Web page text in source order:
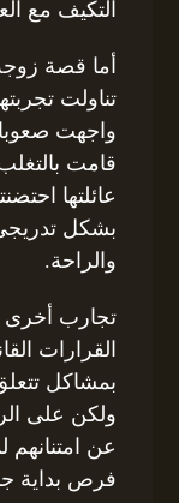
التكيف مع
أما قصة
تناولت
واجهت
قامت
عائلتها
بشكل
والراحة.
تجارب أخرى
القرارات
بمشاكل
ولكن على
عن امتنانهم
فرص بداية